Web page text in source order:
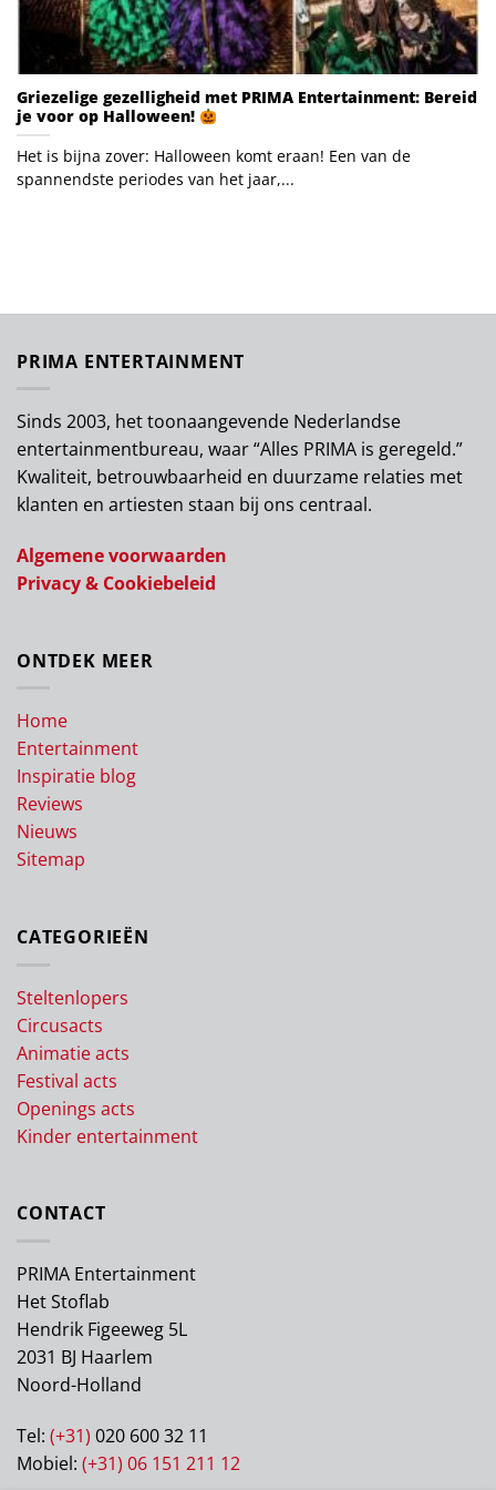
Griezelige gezelligheid met PRIMA Entertainment: Bereid
je voor op Halloween!
Het is bijna zover: Halloween komt eraan! Een van de
spannendste periodes van het jaar,...
PRIMA ENTERTAINMENT
Sinds 2003, het toonaangevende Nederlandse
entertainmentbureau, waar “Alles PRIMA is geregeld.”
Kwaliteit, betrouwbaarheid en duurzame relaties met
klanten en artiesten staan bij ons centraal.
Algemene voorwaarden
Privacy & Cookiebeleid
ONTDEK MEER
Home
Entertainment
Inspiratie blog
Reviews
Nieuws
Sitemap
CATEGORIEËN
Steltenlopers
Circusacts
Animatie acts
Festival acts
Openings acts
Kinder entertainment
CONTACT
PRIMA Entertainment
Het Stoflab
Hendrik Figeeweg 5L
2031 BJ Haarlem
Noord-Holland
Tel: (+31) 020 600 32 11
Mobiel: (+31) 06 151 211 12